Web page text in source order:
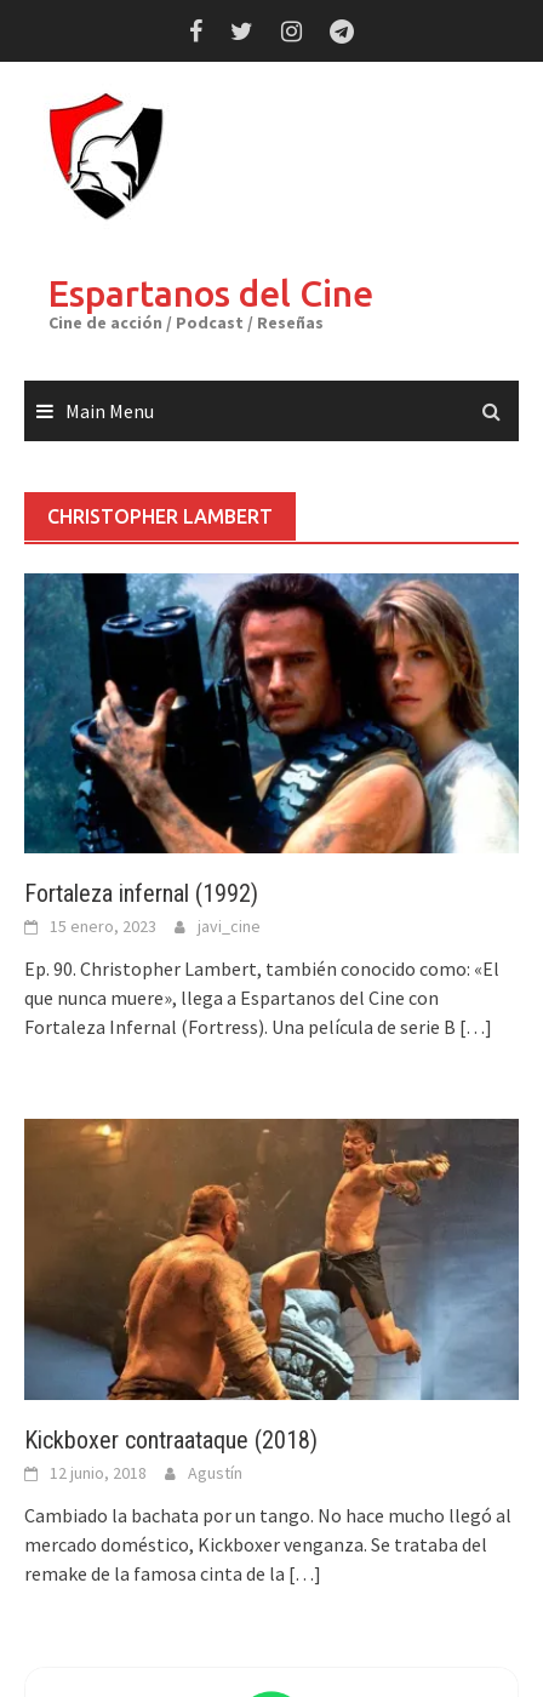
Espartanos del Cine
Cine de acción / Podcast / Reseñas
Main Menu
CHRISTOPHER LAMBERT
Fortaleza infernal (1992)
15 enero, 2023 javi_cine
Ep. 90. Christopher Lambert, también conocido como: «El
que nunca muere», llega a Espartanos del Cine con
Fortaleza Infernal (Fortress). Una película de serie B […]
Kickboxer contraataque (2018)
12 junio, 2018 Agustín
Cambiado la bachata por un tango. No hace mucho llegó al
mercado doméstico, Kickboxer venganza. Se trataba del
remake de la famosa cinta de la […]